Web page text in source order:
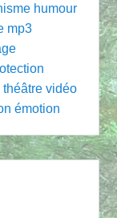
humour
mp3
théâtre vidéo
émotion